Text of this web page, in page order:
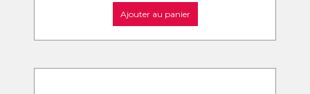
Ajouter au panier